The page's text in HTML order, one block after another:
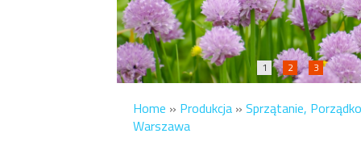
1 2 3
Home » Produkcja » Sprzątanie,
Warszawa